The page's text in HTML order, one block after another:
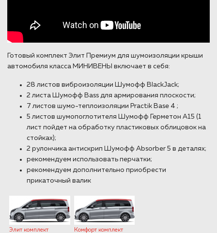
Готовый комплект Элит Премиум для шумоизоляции крыши
автомобиля класса МИНИВЕНЫ включает в себя:
28 листов виброизоляции Шумофф BlackJack;
2 листа Шумофф Bass для армирования плоскости;
7 листов шумо-теплоизоляции Practik Base 4 ;
5 листов шумопоглотителя Шумофф Герметон А15 (1
лист пойдет на обработку пластиковых облицовок на
стойках);
2 рулончика антискрип Шумофф Absorber 5 в деталях;
рекомендуем использовать перчатки;
рекомендуем дополнительно приобрести
прикаточный валик
Элит комплект
Комфорт комплект